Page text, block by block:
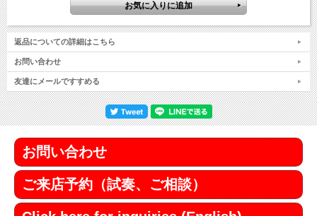
返品についての詳細はこちら
お問い合わせ
友達にメールですすめる
お問い合わせ
ご来店予約（試奏、ご相談）